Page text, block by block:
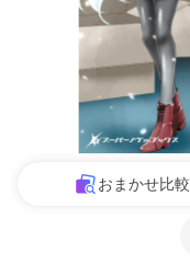
おまかせ比較